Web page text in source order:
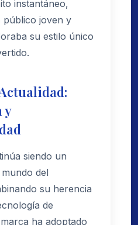
instantáneo,
público joven y
su estilo único
y
siendo un
del
su herencia
de
ha adoptado